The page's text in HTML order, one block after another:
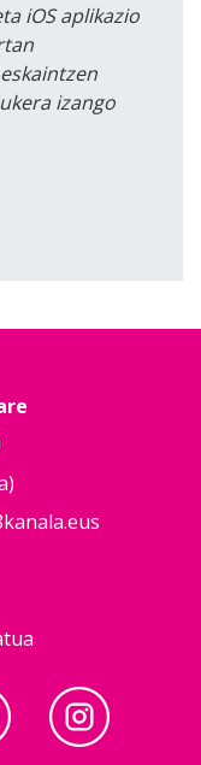
iOS aplikazio
izango